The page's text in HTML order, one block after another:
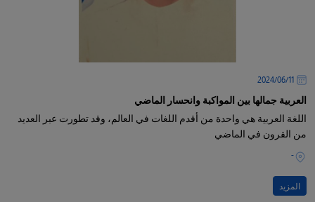
11‏/06‏/2024
العربية جمالها بين المواكبة وانحسار الماضي
اللغة العربية هي واحدة من أقدم اللغات في العالم، وقد تطورت عبر العديد
من القرون في الماضي
-
المزيد